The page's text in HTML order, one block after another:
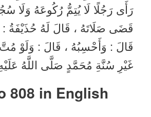
رَأَى رَجُلًا لَا يُتِمُّ رُكُوعَهُ وَلَا
قَضَى صَلَاتَهُ ، قَالَ لَهُ حُذَيْفَةُ
قَالَ : وَأَحْسِبُهُ ، قَالَ : وَلَوْ
غَيْرِ سُنَّةِ مُحَمَّدٍ صَلَّى اللَّهُ
808 in English